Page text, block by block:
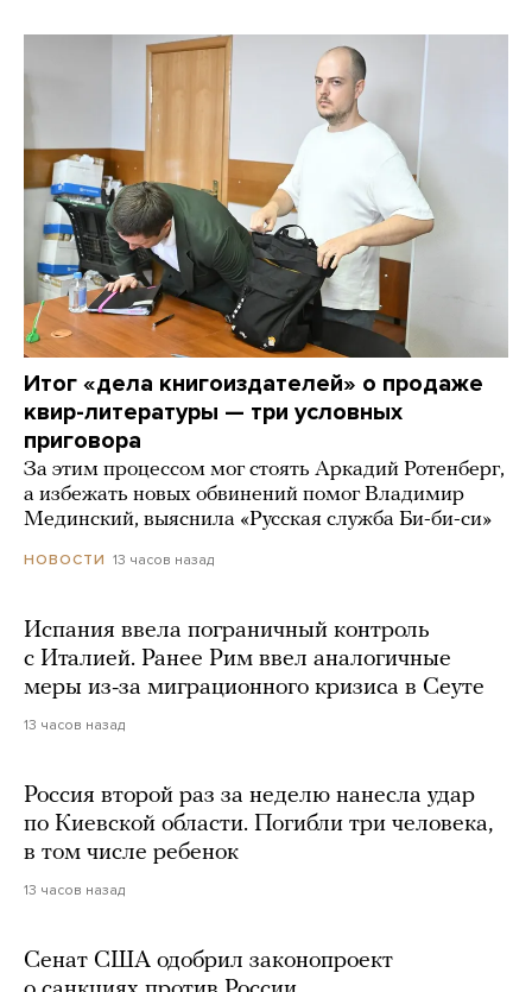
Итог «дела книгоиздателей» о продаже
квир-литературы — три условных
приговора
За этим процессом мог стоять Аркадий Ротенберг,
а избежать новых обвинений помог Владимир
Мединский, выяснила «Русская служба Би-би-си»
НОВОСТИ 13 часов назад
Испания ввела пограничный контроль
с Италией. Ранее Рим ввел аналогичные
меры из-за миграционного кризиса в Сеуте
13 часов назад
Россия второй раз за неделю нанесла удар
по Киевской области. Погибли три человека,
в том числе ребенок
13 часов назад
Сенат США одобрил законопроект